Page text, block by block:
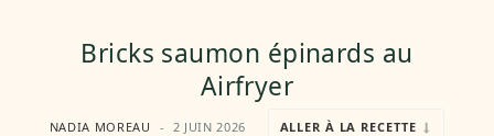
Bricks saumon épinards au
Airfryer
NADIA MOREAU 2 JUIN 2026 ALLER À LA RECETTE